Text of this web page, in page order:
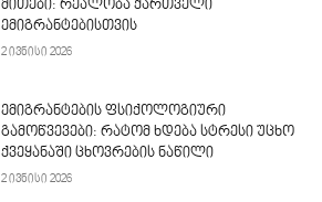
მითები: რეალობა ქართველი
ემიგრანტებისთვის
2 ივნისი 2026
ემიგრანტების ფსიქოლოგიური
გამოწვევები: რატომ ხდება სტრესი უცხო
ქვეყანაში ცხოვრების ნაწილი
2 ივნისი 2026